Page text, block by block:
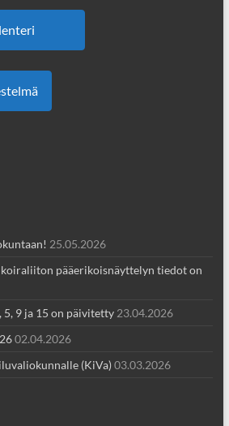
25.05.2026
pääerikoisnäyttelyn tiedot on
9 ja 15 on päivitetty 23.04.2026
02.04.2026
(KiVa)03.03.2026